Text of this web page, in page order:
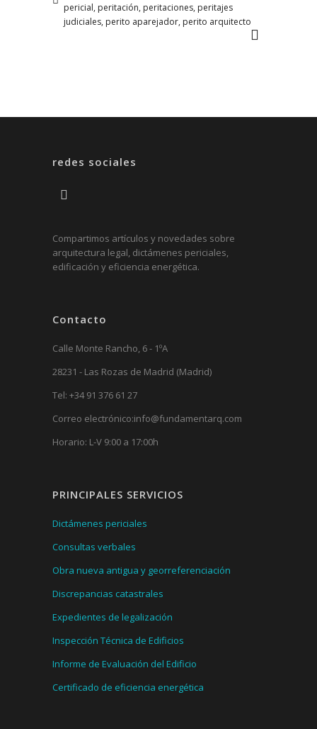
pericial, peritación, peritaciones, peritajes
judiciales, perito aparejador, perito arquitecto
redes sociales
Compartimos artículos y novedades sobre
arquitectura legal, dictámenes periciales,
edificación y eficiencia energética.
Contacto
Calle Monte Rancho, 6 - 1ºA
28231 - Las Rozas de Madrid (Madrid)
Tel: +34 91 376 61 27
Correo electrónico:info@fundamentarq.com
Horario: L-V 9:00 a 17:00h
PRINCIPALES SERVICIOS
Dictámenes periciales
Consultas verbales
Obra nueva antigua y georreferenciación
Discrepancias catastrales
Expedientes de legalización
Inspección Técnica de Edificios
Informe de Evaluación del Edificio
Certificado de eficiencia energética